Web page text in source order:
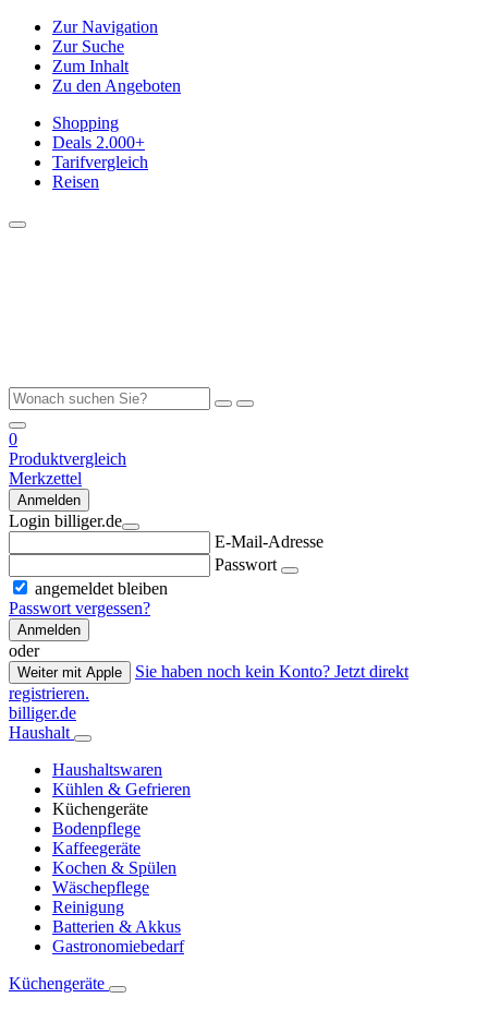
Zur Navigation
Zur Suche
Zum Inhalt
Zu den Angeboten
Shopping
Deals 2.000+
Tarifvergleich
Reisen
0
Produktvergleich
Merkzettel
Anmelden
Login billiger.de
E-Mail-Adresse
Passwort
angemeldet bleiben
Passwort vergessen?
Anmelden
oder
Weiter mit Apple
Sie haben noch kein Konto? Jetzt direkt
registrieren.
billiger.de
Haushalt
Haushaltswaren
Kühlen & Gefrieren
Küchengeräte
Bodenpflege
Kaffeegeräte
Kochen & Spülen
Wäschepflege
Reinigung
Batterien & Akkus
Gastronomiebedarf
Küchengeräte